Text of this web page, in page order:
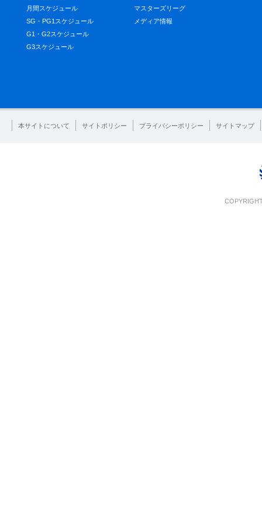
月間スケジュール
SG・PG1スケジュール
G1・G2スケジュール
G3スケジュール
マスターズリーグ
メディア情報
本サイトについて サイトポリシー プライバシーポリシー サイトマップ